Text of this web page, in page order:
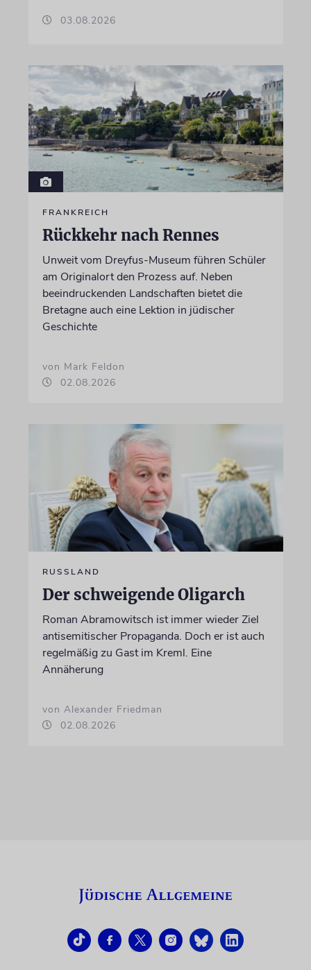
03.08.2026
FRANKREICH
Rückkehr nach Rennes
Unweit vom Dreyfus-Museum führen Schüler
am Originalort den Prozess auf. Neben
beeindruckenden Landschaften bietet die
Bretagne auch eine Lektion in jüdischer
Geschichte
von Mark Feldon
02.08.2026
RUSSLAND
Der schweigende Oligarch
Roman Abramowitsch ist immer wieder Ziel
antisemitischer Propaganda. Doch er ist auch
regelmäßig zu Gast im Kreml. Eine
Annäherung
von Alexander Friedman
02.08.2026